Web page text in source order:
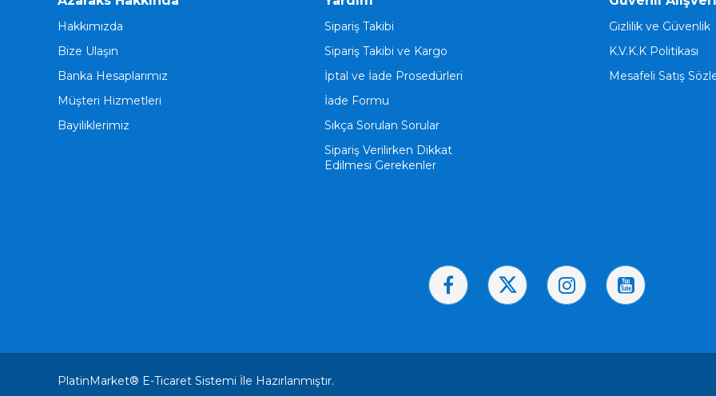
Hakkımızda
Bize Ulaşın
Banka Hesaplarımız
Müşteri Hizmetleri
Bayiliklerimiz
Sipariş Takibi
Sipariş Takibi ve Kargo
İptal ve İade Prosedürleri
İade Formu
Sıkça Sorulan Sorular
Sipariş Verilirken Dikkat
Edilmesi Gerekenler
Gizlilik ve Güvenlik
K.V.K.K Politikası
Mesafeli Satış
PlatinMarket® E-Ticaret Sistemi İle Hazırlanmıştır.